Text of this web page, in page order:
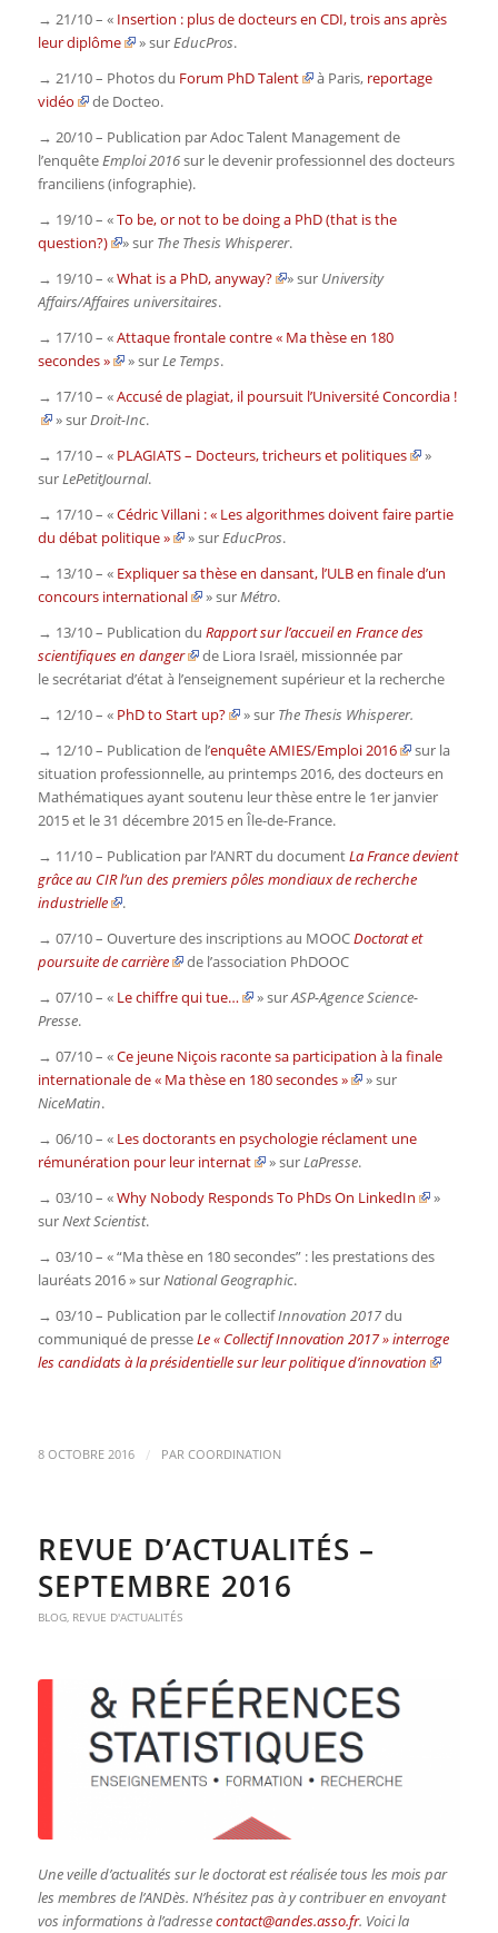
→ 21/10 – « Insertion : plus de docteurs en CDI, trois ans après
leur diplôme
» sur EducPros.
→ 21/10 – Photos du Forum PhD Talent à Paris, reportage
vidéo
de Docteo.
→ 20/10 – Publication par Adoc Talent Management de
l’enquêteEmploi 2016sur le devenir professionnel des docteurs
franciliens (infographie).
→ 19/10 – «To be, or not to be doing a PhD (that is the
question?)
» sur The Thesis Whisperer.
→ 19/10 – «What is a PhD, anyway? » sur University
Affairs/Affaires universitaires.
→ 17/10 – «Attaque frontale contre « Ma thèse en 180
secondes »
» surLe Temps.
→ 17/10 – «Accusé de plagiat, il poursuit l’Université Concordia !
» surDroit-Inc.
→ 17/10 – « PLAGIATS – Docteurs, tricheurs et politiques
»
surLePetitJournal.
→ 17/10 – «Cédric Villani : « Les algorithmes doivent faire partie
du débat politique »
» surEducPros.
→ 13/10 – « Expliquer sa thèse en dansant, l’ULB en finale d’un
concours international
» surMétro.
→ 13/10 – Publication du Rapport sur l’accueil en France des
scientifiques en danger
de Liora Israël, missionnée par
le secrétariat d’état à l’enseignement supérieur et la recherche
→ 12/10 – « PhD to Start up? » sur The Thesis Whisperer.
→ 12/10 – Publication de l’enquête AMIES/Emploi 2016
sur la
situation professionnelle, au printemps 2016, des docteurs en
Mathématiques ayant soutenu leur thèse entre le 1er janvier
2015 et le 31 décembre 2015 en Île-de-France.
→ 11/10 – Publication par l’ANRT du documentLa France devient
grâce au CIR l’un des premiers pôles mondiaux de recherche
industrielle
.
→ 07/10 – Ouverture des inscriptions au MOOCDoctorat et
poursuite de carrière
de l’association PhDOOC
→ 07/10 – « Le chiffre qui tue… » surASP-Agence Science-
Presse.
→ 07/10 – «Ce jeune Niçois raconte sa participation à la finale
internationale de « Ma thèse en 180 secondes »
» sur
NiceMatin.
→ 06/10 – «Les doctorants en psychologie réclament une
rémunération pour leur internat
» surLaPresse.
→ 03/10 – «Why Nobody Responds To PhDs On LinkedIn
»
surNext Scientist.
→ 03/10 – « “Ma thèse en 180 secondes” : les prestations des
lauréats 2016 » surNational Geographic.
→ 03/10 – Publication par le collectifInnovation 2017du
communiqué de presseLe « Collectif Innovation 2017 » interroge
les candidats à la présidentielle sur leur politique d’innovation
8 OCTOBRE 2016 / PAR COORDINATION
REVUE D’ACTUALITÉS –
SEPTEMBRE 2016
BLOG, REVUE D'ACTUALITÉS
Une veille d’actualités sur le doctorat est réalisée tous les mois par
les membres de l’ANDès. N’hésitez pas à y contribuer en envoyant
vos informations à l’adressecontact@andes.asso.fr. Voici la